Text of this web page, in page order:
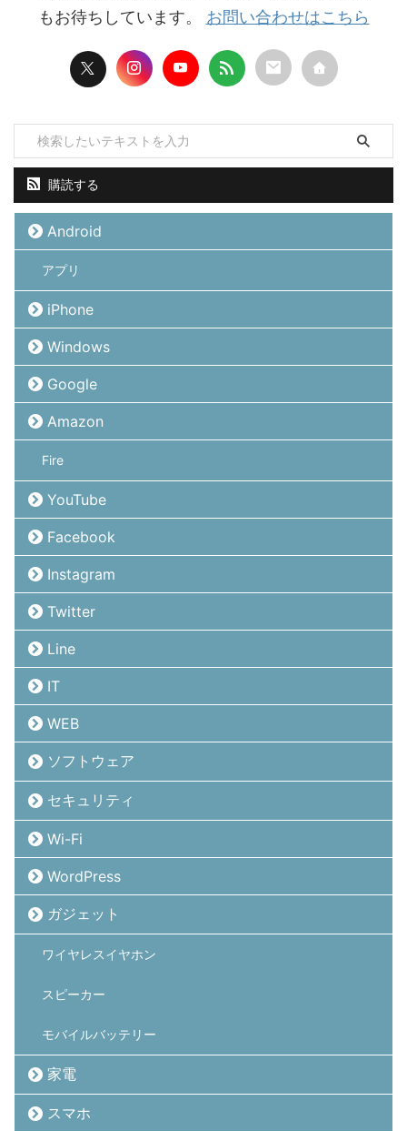
もお待ちしています。 お問い合わせはこちら
購読する
Android
アプリ
iPhone
Windows
Google
Amazon
Fire
YouTube
Facebook
Instagram
Twitter
Line
IT
WEB
ソフトウェア
セキュリティ
Wi-Fi
WordPress
ガジェット
ワイヤレスイヤホン
スピーカー
モバイルバッテリー
家電
スマホ